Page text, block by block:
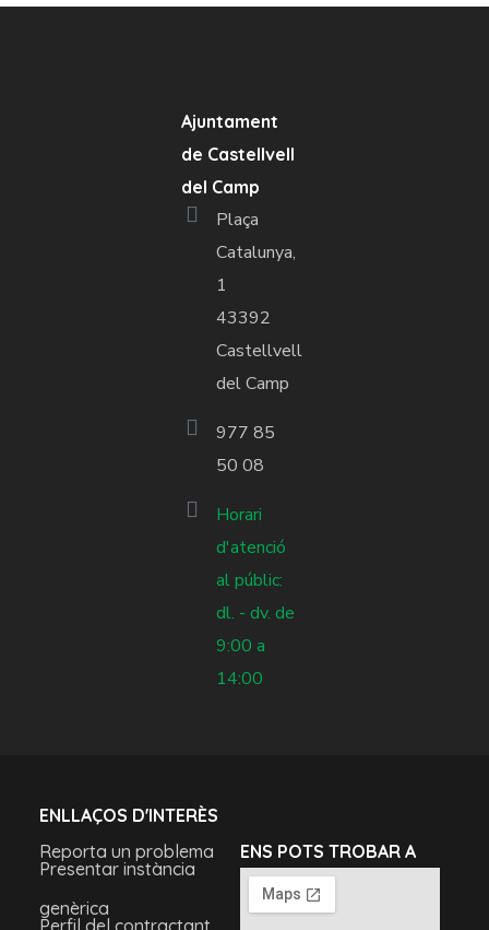
Ajuntament
de Castellvell
del Camp
Plaça
Catalunya,
1
43392
Castellvell
del Camp
977 85
50 08
Horari
d'atenció
al públic:
dl. - dv. de
9:00 a
14:00
ENLLAÇOS D'INTERÈS
Reporta un problema
Presentar instància
genèrica
Perfil del contractant
ENS POTS TROBAR A